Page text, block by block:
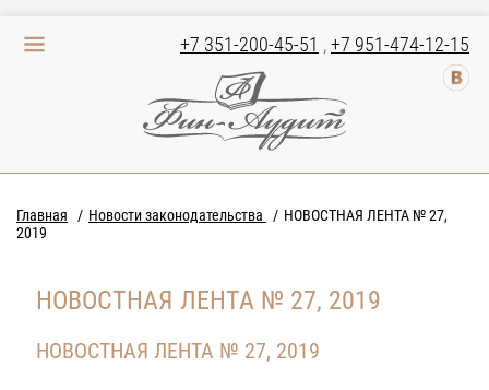
+7 351-200-45-51 ,+7 951-474-12-15
Главная Новости законодательства
НОВОСТНАЯ ЛЕНТА № 27,
2019
НОВОСТНАЯ ЛЕНТА № 27, 2019
НОВОСТНАЯ ЛЕНТА № 27, 2019